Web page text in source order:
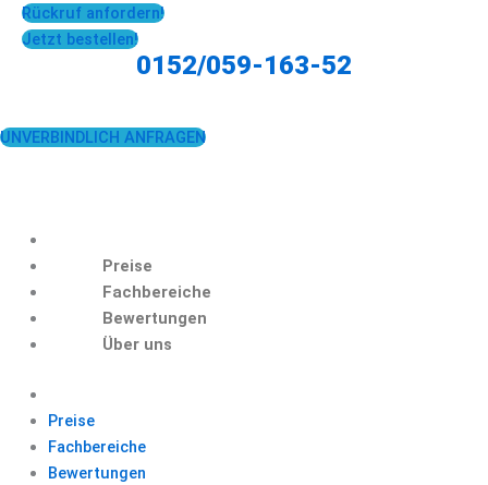
Rückruf anfordern!
Jetzt bestellen!
0152/059-163-52
UNVERBINDLICH ANFRAGEN
Preise
Fachbereiche
Bewertungen
Über uns
Preise
Fachbereiche
Bewertungen